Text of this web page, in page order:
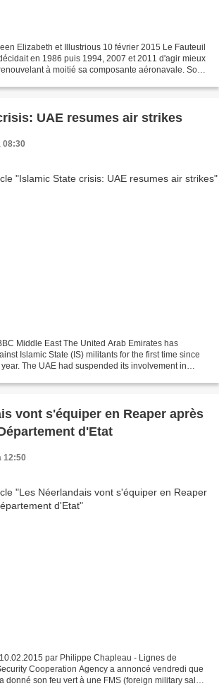
Elizabeth et Illustrious 10 février 2015 Le Fauteuil
en 1986 puis 1994, 2007 et 2011 d'agir mieux
à moitié sa composante aéronavale. Sorte
UAE resumes air strikes
08:30
Middle East The United Arab Emirates has
Islamic State (IS) militants for the first time since
The UAE had suspended its involvement in
vont s'équiper en Reaper après
d'Etat
12:50
par Philippe Chapleau - Lignes de
Cooperation Agency a annoncé vendredi que
donné son feu vert à une FMS (foreign military sale)